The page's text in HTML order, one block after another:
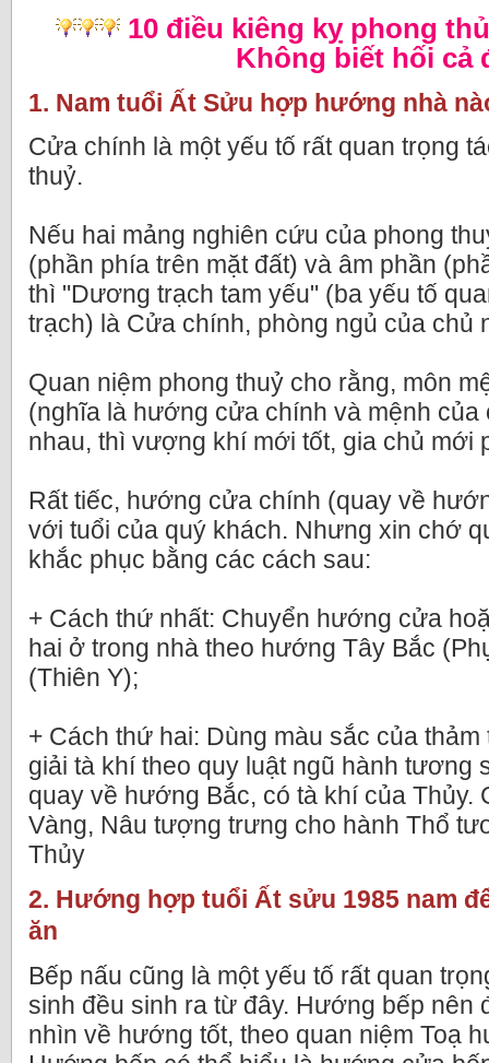
10 điều kiêng kỵ phong
Không biết hối cả
1. Nam tuổi Ất Sửu hợp hướng nhà
Cửa chính là một yếu tố rất quan trọng
thuỷ.
Nếu hai mảng nghiên cứu của phong
(phần phía trên mặt đất) và âm phần
thì "Dương trạch tam yếu" (ba yếu tố
trạch) là Cửa chính, phòng ngủ của chủ
Quan niệm phong thuỷ cho rằng, môn
(nghĩa là hướng cửa chính và mệnh
nhau, thì vượng khí mới tốt, gia chủ mới
Rất tiếc, hướng cửa chính (quay về
với tuổi của quý khách. Nhưng xin chớ
khắc phục bằng các cách sau:
+ Cách thứ nhất: Chuyển hướng cửa
hai ở trong nhà theo hướng Tây Bắc
(Thiên Y);
+ Cách thứ hai: Dùng màu sắc của
giải tà khí theo quy luật ngũ hành tương
quay về hướng Bắc, có tà khí của Thủy.
Vàng, Nâu tượng trưng cho hành Thổ
Thủy
2. Hướng hợp tuổi Ất sửu 1985 nam
ăn
Bếp nấu cũng là một yếu tố rất quan
sinh đều sinh ra từ đây. Hướng bếp nên
nhìn về hướng tốt, theo quan niệm Toạ